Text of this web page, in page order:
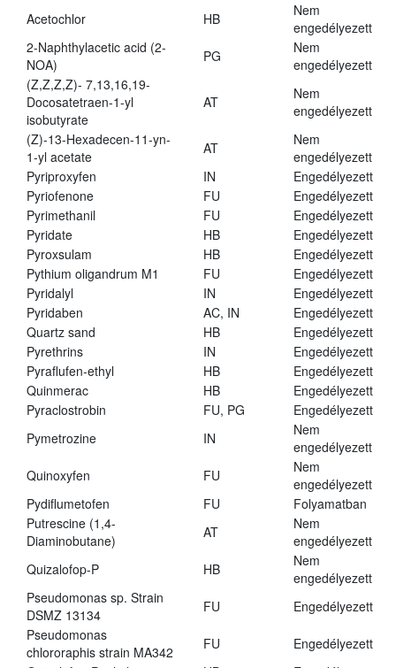
Acetochlor
HB
Nem
engedélyezett
2-Naphthylacetic acid (2-
NOA)
PG
Nem
engedélyezett
(Z,Z,Z,Z)- 7,13,16,19-
Docosatetraen-1-yl
isobutyrate
AT
Nem
engedélyezett
(Z)-13-Hexadecen-11-yn-
1-yl acetate
AT
Nem
engedélyezett
Pyriproxyfen
IN
Engedélyezett
Pyriofenone
FU
Engedélyezett
Pyrimethanil
FU
Engedélyezett
Pyridate
HB
Engedélyezett
Pyroxsulam
HB
Engedélyezett
Pythium oligandrum M1
FU
Engedélyezett
Pyridalyl
IN
Engedélyezett
Pyridaben
AC, IN
Engedélyezett
Quartz sand
HB
Engedélyezett
Pyrethrins
IN
Engedélyezett
Pyraflufen-ethyl
HB
Engedélyezett
Quinmerac
HB
Engedélyezett
Pyraclostrobin
FU, PG
Engedélyezett
Pymetrozine
IN
Nem
engedélyezett
Quinoxyfen
FU
Nem
engedélyezett
Pydiflumetofen
FU
Folyamatban
Putrescine (1,4-
Diaminobutane)
AT
Nem
engedélyezett
Quizalofop-P
HB
Nem
engedélyezett
Pseudomonas sp. Strain
DSMZ 13134
FU
Engedélyezett
Pseudomonas
chlororaphis strain MA342
FU
Engedélyezett